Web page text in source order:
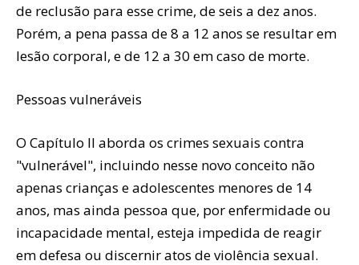
de reclusão para esse crime, de seis a dez anos.
Porém, a pena passa de 8 a 12 anos se resultar em
lesão corporal, e de 12 a 30 em caso de morte.
Pessoas vulneráveis
O Capítulo II aborda os crimes sexuais contra
"vulnerável", incluindo nesse novo conceito não
apenas crianças e adolescentes menores de 14
anos, mas ainda pessoa que, por enfermidade ou
incapacidade mental, esteja impedida de reagir
em defesa ou discernir atos de violência sexual.